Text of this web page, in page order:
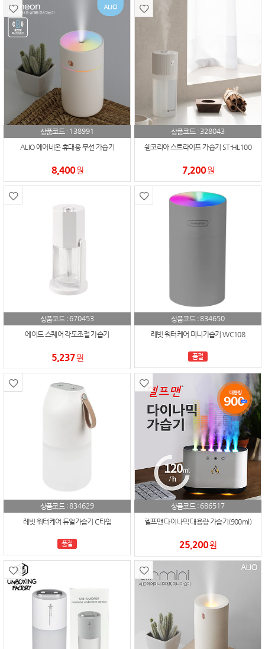
상품코드 : 138991
ALIO 에어네온 휴대용 무선 가습기
8,400원
상품코드 : 328043
쉔코리아 스트라이프 가습기 ST-HL100
7,200원
상품코드 : 670453
에이드 스퀘어 각도조절 가습기
5,237원
상품코드 :834650
레빗 워터케어 미니가습기 WC108
품절
상품코드 :834629
레빗 워터케어 듀얼가습기 C타입
품절
상품코드 : 686517
헬프맨 다이나믹 대용량 가습기(900ml)
25,200원